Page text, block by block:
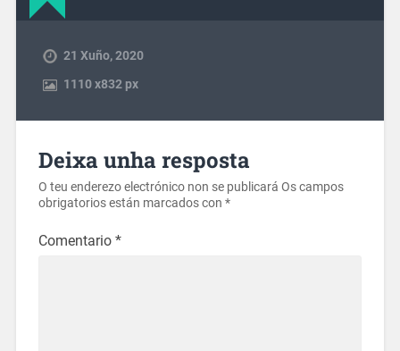
21 Xuño, 2020
1110x832 px
Deixa unha resposta
O teu enderezo electrónico non se publicará Os campos
obrigatorios están marcados con *
Comentario *